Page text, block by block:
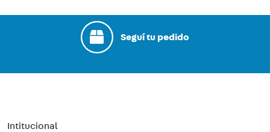
Seguí tu pedido
Intitucional